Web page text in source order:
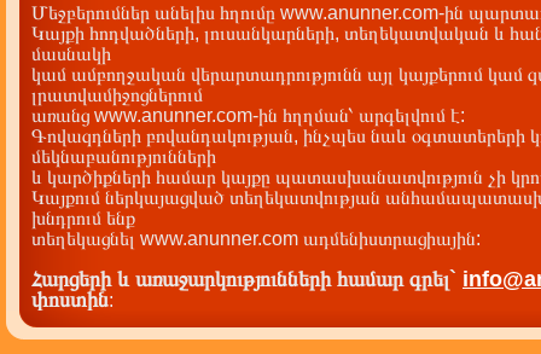
Մեջբերումներ անելիս հղումը www.anunner.com-ին
Կայքի հոդվածների, լուսանկարների, տեղեկատվական և
մասնակի
կամ ամբողջական վերարտադրությունն այլ կայքերում կամ
լրատվամիջոցներում
առանց www.anunner.com-ին հղղման՝ արգելվում է:
Գովազդների բովանդակության, ինչպես նաև օգտատերերի
մեկնաբանությունների
և կարծիքների համար կայքը պատասխանատվություն չի
Կայքում ներկայացված տեղեկատվության
խնդրում ենք
տեղեկացնել www.anunner.com ադմենիստրացիային:
Հարցերի և առաջարկությունների համար գրել`
փոստին: